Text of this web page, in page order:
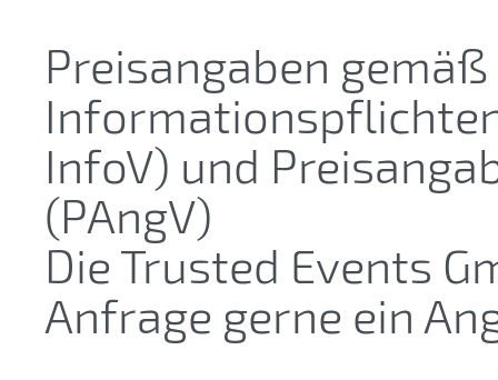
Preisangaben
InfoV) und
(PAngV)
Die Trusted Events
Anfrage gerne ein